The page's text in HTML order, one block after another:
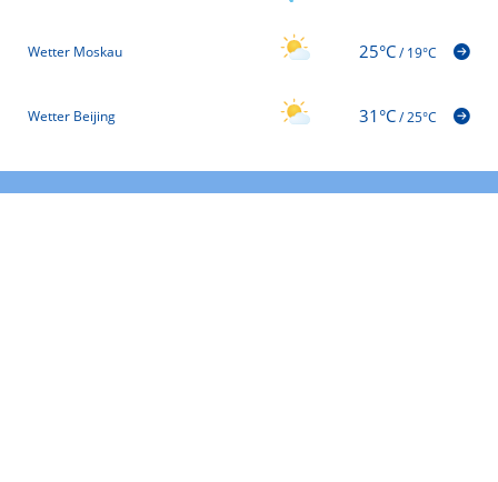
Wetter Moskau 25°C/19°C
Wetter Beijing 31°C/25°C